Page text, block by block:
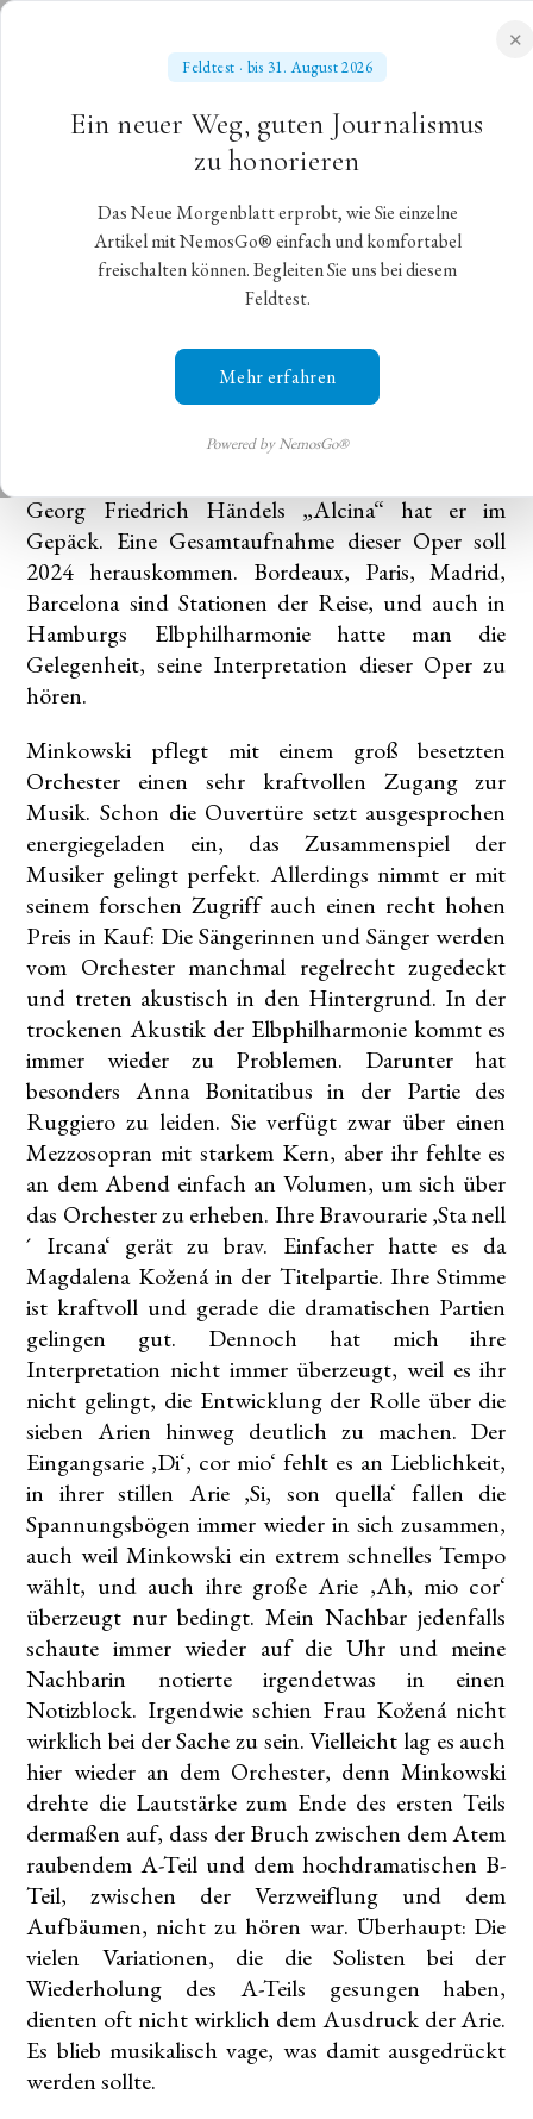
NEUES MORGENBLATT
für gebildete Stände
✕
Feldtest · bis 31. August 2026
Ein neuer Weg, guten Journalismus
zu honorieren
Das Neue Morgenblatt erprobt, wie Sie einzelne
Artikel mit NemosGo® einfach und komfortabel
freischalten können. Begleiten Sie uns bei diesem
Feldtest.
Mehr erfahren
Powered by NemosGo®
Gut ist nicht genug
Händels „Alcina“ in Hamburg
13. Februar 2023 , Michael Bordt SJ
Ensemble Les Musiciens du Louvre und einer Schar
Georg Friedrich Händels „Alcina“ hat er im
Gepäck. Eine Gesamtaufnahme dieser Oper soll
2024 herauskommen. Bordeaux, Paris, Madrid,
Barcelona sind Stationen der Reise, und auch in
Hamburgs Elbphilharmonie hatte man die
Gelegenheit, seine Interpretation dieser Oper zu
hören.
Minkowski pflegt mit einem groß besetzten
Orchester einen sehr kraftvollen Zugang zur
Musik. Schon die Ouvertüre setzt ausgesprochen
energiegeladen ein, das Zusammenspiel der
Musiker gelingt perfekt. Allerdings nimmt er mit
seinem forschen Zugriff auch einen recht hohen
Preis in Kauf: Die Sängerinnen und Sänger werden
vom Orchester manchmal regelrecht zugedeckt
und treten akustisch in den Hintergrund. In der
trockenen Akustik der Elbphilharmonie kommt es
immer wieder zu Problemen. Darunter hat
besonders Anna Bonitatibus in der Partie des
Ruggiero zu leiden. Sie verfügt zwar über einen
Mezzosopran mit starkem Kern, aber ihr fehlte es
an dem Abend einfach an Volumen, um sich über
das Orchester zu erheben. Ihre Bravourarie ‚Sta nell
´ Ircana‘ gerät zu brav. Einfacher hatte es da
Magdalena Kožená in der Titelpartie. Ihre Stimme
ist kraftvoll und gerade die dramatischen Partien
gelingen gut. Dennoch hat mich ihre
Interpretation nicht immer überzeugt, weil es ihr
nicht gelingt, die Entwicklung der Rolle über die
sieben Arien hinweg deutlich zu machen. Der
Eingangsarie ‚Di‘, cor mio‘ fehlt es an Lieblichkeit,
in ihrer stillen Arie ‚Si, son quella‘ fallen die
Spannungsbögen immer wieder in sich zusammen,
auch weil Minkowski ein extrem schnelles Tempo
wählt, und auch ihre große Arie ‚Ah, mio cor‘
überzeugt nur bedingt. Mein Nachbar jedenfalls
schaute immer wieder auf die Uhr und meine
Nachbarin notierte irgendetwas in einen
Notizblock. Irgendwie schien Frau Kožená nicht
wirklich bei der Sache zu sein. Vielleicht lag es auch
hier wieder an dem Orchester, denn Minkowski
drehte die Lautstärke zum Ende des ersten Teils
dermaßen auf, dass der Bruch zwischen dem Atem
raubendem A-Teil und dem hochdramatischen B-
Teil, zwischen der Verzweiflung und dem
Aufbäumen, nicht zu hören war. Überhaupt: Die
vielen Variationen, die die Solisten bei der
Wiederholung des A-Teils gesungen haben,
dienten oft nicht wirklich dem Ausdruck der Arie.
Es blieb musikalisch vage, was damit ausgedrückt
werden sollte.